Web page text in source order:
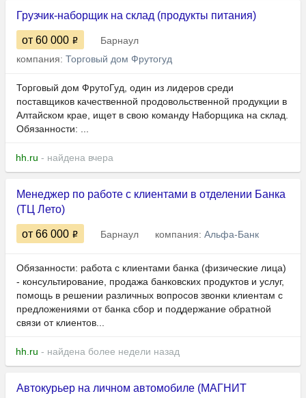
Грузчик-наборщик на склад (продукты питания)
от 60 000
Барнаул
компания: Торговый дом Фрутогуд
Торговый дом ФрутоГуд, один из лидеров среди
поставщиков качественной продовольственной продукции в
Алтайском крае, ищет в свою команду Наборщика на склад.
Обязанности: ...
hh.ru - найдена вчера
Менеджер по работе с клиентами в отделении Банка
(ТЦ Лето)
от 66 000 Барнаул компания: Альфа-Банк
Обязанности: работа с клиентами банка (физические лица)
- консультирование, продажа банковских продуктов и услуг,
помощь в решении различных вопросов звонки клиентам с
предложениями от банка сбор и поддержание обратной
связи от клиентов...
hh.ru - найдена более недели назад
Автокурьер на личном автомобиле (МАГНИТ